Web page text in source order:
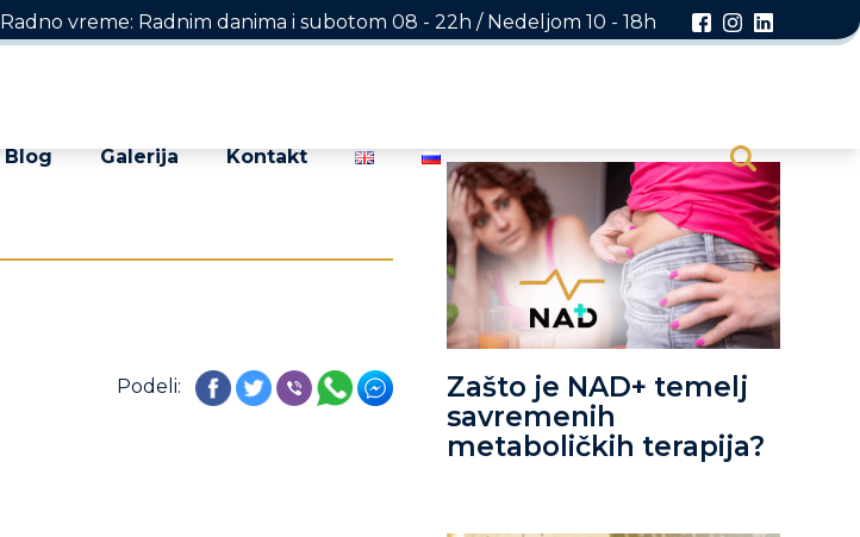
Radno vreme: Radnim danima i subotom 08 - 22h / Nedeljom 10 - 18h
Blog Galerija Kontakt
Podeli:
Zašto je NAD+ temelj
savremenih
metaboličkih terapija?